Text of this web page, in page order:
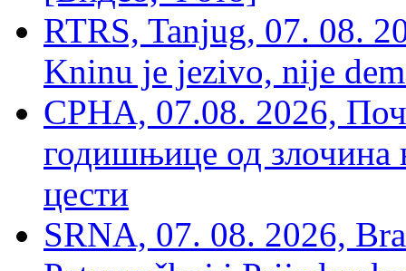
RTRS, Tanjug, 07. 08.
Kninu je jezivo, nije
СРНА, 07.08. 2026,
годишњице од злочина
цести
SRNA, 07. 08. 2026,